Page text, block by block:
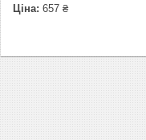
Ціна: 657 ₴